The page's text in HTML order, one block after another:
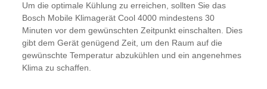
Um die optimale Kühlung zu erreichen, sollten Sie das
Bosch Mobile Klimagerät Cool 4000 mindestens 30
Minuten vor dem gewünschten Zeitpunkt einschalten. Dies
gibt dem Gerät genügend Zeit, um den Raum auf die
gewünschte Temperatur abzukühlen und ein angenehmes
Klima zu schaffen.